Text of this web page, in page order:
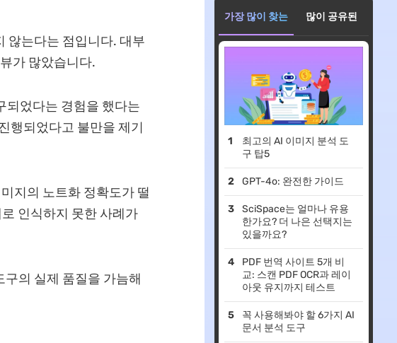
않는다는 점입니다. 대부
가 많았습니다.
되었다는 경험을 했다는
행되었다고 불만을 제기
지의 노트화 정확도가 떨
인식하지 못한 사례가
의 실제 품질을 가늠해
가장 많이 찾는 많이 공유된
최고의 AI 이미지 분석 도
구 탑5
GPT-4o: 완전한 가이드
SciSpace는 얼마나 유용
한가요? 더 나은 선택지는
있을까요?
PDF 번역 사이트 5개 비
교: 스캔 PDF OCR과 레이
아웃 유지까지 테스트
꼭 사용해봐야 할 6가지 AI
문서 분석 도구